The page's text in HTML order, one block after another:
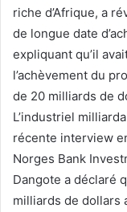
riche d’Afrique, a
de longue date
expliquant qu’il
l’achèvement du
de 20 milliards de
L’industriel
récente interview
Norges Bank
Dangote a déclaré
milliards de dollars